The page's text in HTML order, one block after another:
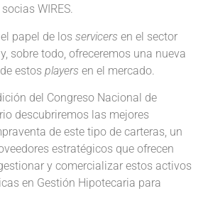
WIRES.
papel de los servicers en el sector
sobre todo, ofreceremos una nueva
estos players en el mercado.
del Congreso Nacional de
descubriremos las mejores
de este tipo de carteras, un
estratégicos que ofrecen
y comercializar estos activos
en Gestión Hipotecaria para